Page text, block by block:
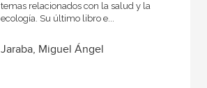
temas relacionados con la salud y la
ecología. Su último libro e...
Jaraba, Miguel Ángel